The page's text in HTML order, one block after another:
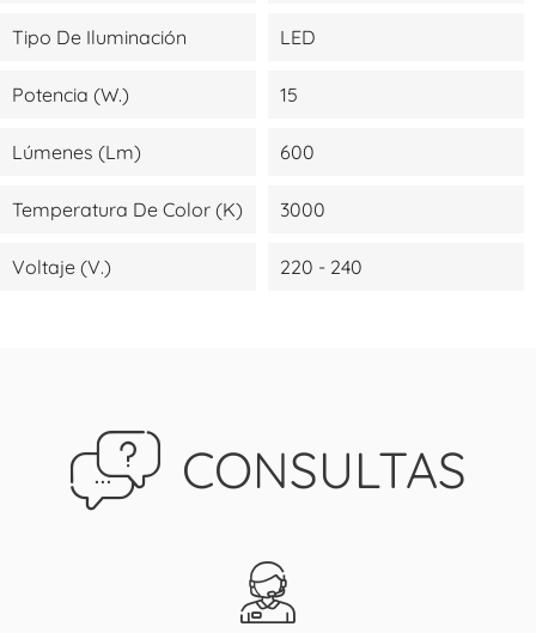
Tipo De Iluminación LED
Potencia (W.) 15
Lúmenes (lm) 600
Temperatura De Color (K) 3000
Voltaje (V.) 220 - 240
CONSULTAS